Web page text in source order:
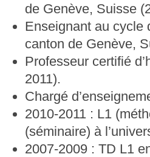
de Genève, Suisse
Enseignant au cycle
canton de Genève,
Professeur certifié
2011).
Chargé
2010-2011 : L1
(séminaire) à
2007-2009 : TD L1